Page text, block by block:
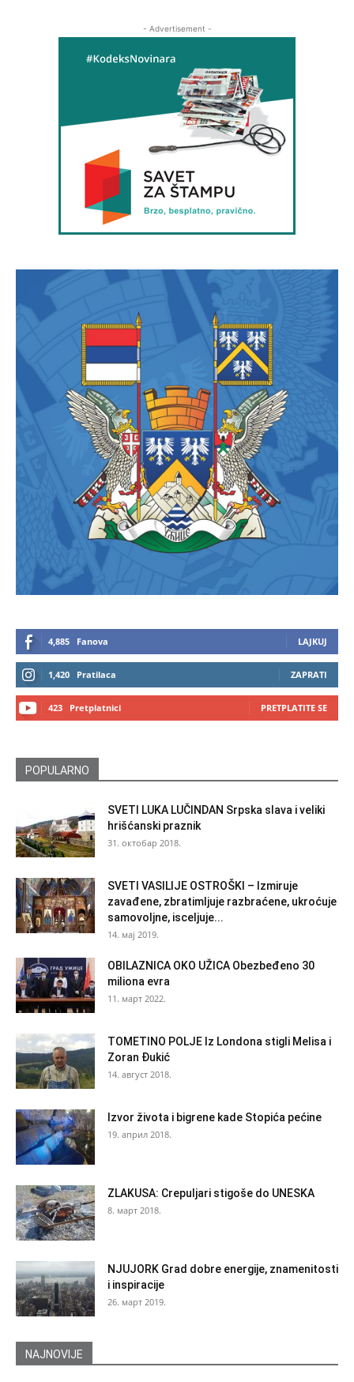
- Advertisement -
4,885 Fanova LAJKUJ
1,420 Pratilaca ZAPRATI
423 Pretplatnici PRETPLATITE SE
POPULARNO
SVETI LUKA LUČINDAN Srpska slava i veliki
hrišćanski praznik
31. октобар 2018.
SVETI VASILIJE OSTROŠKI – Izmiruje
zavađene, zbratimljuje razbraćene, ukroćuje
samovoljne, isceljuje...
14. мај 2019.
OBILAZNICA OKO UŽICA Obezbeđeno 30
miliona evra
11. март 2022.
TOMETINO POLJE Iz Londona stigli Melisa i
Zoran Đukić
14. август 2018.
Izvor života i bigrene kade Stopića pećine
19. април 2018.
ZLAKUSA: Crepuljari stigoše do UNESKA
8. март 2018.
NJUJORK Grad dobre energije, znamenitosti
i inspiracije
26. март 2019.
NAJNOVIJE